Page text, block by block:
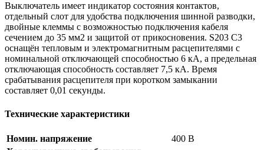
Выключатель имеет индикатор состояния контактов,
отдельный слот для удобства подключения шинной разводки,
двойные клеммы с возможностью подключения кабеля
сечением до 35 мм2 и защитой от прикосновения. S203 C3
оснащён тепловым и электромагнитным расцепителями с
номинальной отключающей способностью 6 кА, а предельная
отключающая способность составляет 7,5 кА. Время
срабатывания расцепителя при коротком замыкании
составляет 0,01 секунды.
Технические характеристики
Номин. напряжение
400 В